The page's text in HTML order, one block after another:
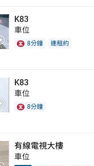
K83
車位
8分鐘 連租約
K83
車位
8分鐘
有線電視大樓
車位